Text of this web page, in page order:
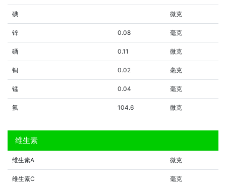
碘 微克
锌 0.08 毫克
硒 0.11 微克
铜 0.02 毫克
锰 0.04 毫克
氟 104.6 微克
维生素
维生素A 微克
维生素C 毫克